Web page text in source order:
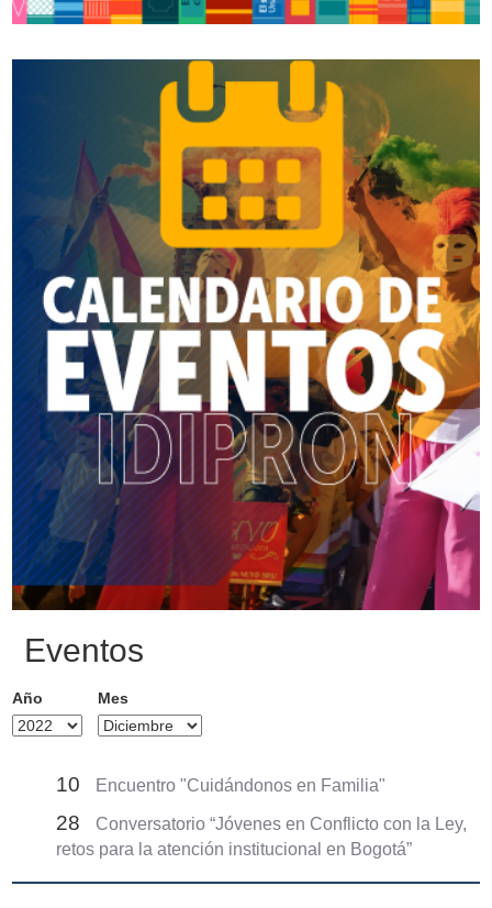
Eventos
Año Mes
10 Encuentro "Cuidándonos en Familia"
28
Conversatorio “Jóvenes en Conflicto con la Ley,
retos para la atención institucional en Bogotá”